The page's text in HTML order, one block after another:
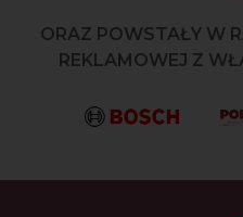
ORAZ POWSTAŁY W
REKLAMOWEJ Z